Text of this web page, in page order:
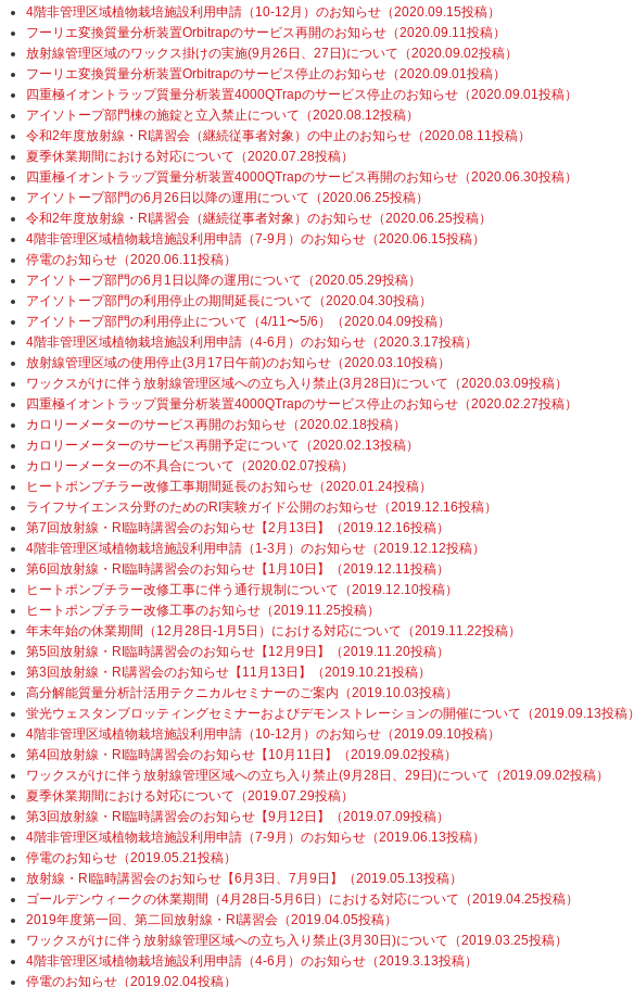
4階非管理区域植物栽培施設利用申請（10-12月）のお知らせ（2020.09.15投稿）
フーリエ変換質量分析装置Orbitrapのサービス再開のお知らせ（2020.09.11投稿）
放射線管理区域のワックス掛けの実施(9月26日、27日)について（2020.09.02投稿）
フーリエ変換質量分析装置Orbitrapのサービス停止のお知らせ（2020.09.01投稿）
四重極イオントラップ質量分析装置4000QTrapのサービス停止のお知らせ（2020.09.01投稿）
アイソトープ部門棟の施錠と立入禁止について（2020.08.12投稿）
令和2年度放射線・RI講習会（継続従事者対象）の中止のお知らせ（2020.08.11投稿）
夏季休業期間における対応について（2020.07.28投稿）
四重極イオントラップ質量分析装置4000QTrapのサービス再開のお知らせ（2020.06.30投稿）
アイソトープ部門の6月26日以降の運用について（2020.06.25投稿）
令和2年度放射線・RI講習会（継続従事者対象）のお知らせ（2020.06.25投稿）
4階非管理区域植物栽培施設利用申請（7-9月）のお知らせ（2020.06.15投稿）
停電のお知らせ（2020.06.11投稿）
アイソトープ部門の6月1日以降の運用について（2020.05.29投稿）
アイソトープ部門の利用停止の期間延長について（2020.04.30投稿）
アイソトープ部門の利用停止について（4/11〜5/6）（2020.04.09投稿）
4階非管理区域植物栽培施設利用申請（4-6月）のお知らせ（2020.3.17投稿）
放射線管理区域の使用停止(3月17日午前)のお知らせ（2020.03.10投稿）
ワックスがけに伴う放射線管理区域への立ち入り禁止(3月28日)について（2020.03.09投稿）
四重極イオントラップ質量分析装置4000QTrapのサービス停止のお知らせ（2020.02.27投稿）
カロリーメーターのサービス再開のお知らせ（2020.02.18投稿）
カロリーメーターのサービス再開予定について（2020.02.13投稿）
カロリーメーターの不具合について（2020.02.07投稿）
ヒートポンプチラー改修工事期間延長のお知らせ（2020.01.24投稿）
ライフサイエンス分野のためのRI実験ガイド公開のお知らせ（2019.12.16投稿）
第7回放射線・RI臨時講習会のお知らせ【2月13日】（2019.12.16投稿）
4階非管理区域植物栽培施設利用申請（1-3月）のお知らせ（2019.12.12投稿）
第6回放射線・RI臨時講習会のお知らせ【1月10日】（2019.12.11投稿）
ヒートポンプチラー改修工事に伴う通行規制について（2019.12.10投稿）
ヒートポンプチラー改修工事のお知らせ（2019.11.25投稿）
年末年始の休業期間（12月28日-1月5日）における対応について（2019.11.22投稿）
第5回放射線・RI臨時講習会のお知らせ【12月9日】（2019.11.20投稿）
第3回放射線・RI講習会のお知らせ【11月13日】（2019.10.21投稿）
高分解能質量分析計活用テクニカルセミナーのご案内（2019.10.03投稿）
蛍光ウェスタンブロッティングセミナーおよびデモンストレーションの開催について（2019.09.13投稿）
4階非管理区域植物栽培施設利用申請（10-12月）のお知らせ（2019.09.10投稿）
第4回放射線・RI臨時講習会のお知らせ【10月11日】（2019.09.02投稿）
ワックスがけに伴う放射線管理区域への立ち入り禁止(9月28日、29日)について（2019.09.02投稿）
夏季休業期間における対応について（2019.07.29投稿）
第3回放射線・RI臨時講習会のお知らせ【9月12日】（2019.07.09投稿）
4階非管理区域植物栽培施設利用申請（7-9月）のお知らせ（2019.06.13投稿）
停電のお知らせ（2019.05.21投稿）
放射線・RI臨時講習会のお知らせ【6月3日、7月9日】（2019.05.13投稿）
ゴールデンウィークの休業期間（4月28日-5月6日）における対応について（2019.04.25投稿）
2019年度第一回、第二回放射線・RI講習会（2019.04.05投稿）
ワックスがけに伴う放射線管理区域への立ち入り禁止(3月30日)について（2019.03.25投稿）
4階非管理区域植物栽培施設利用申請（4-6月）のお知らせ（2019.3.13投稿）
停電のお知らせ（2019.02.04投稿）